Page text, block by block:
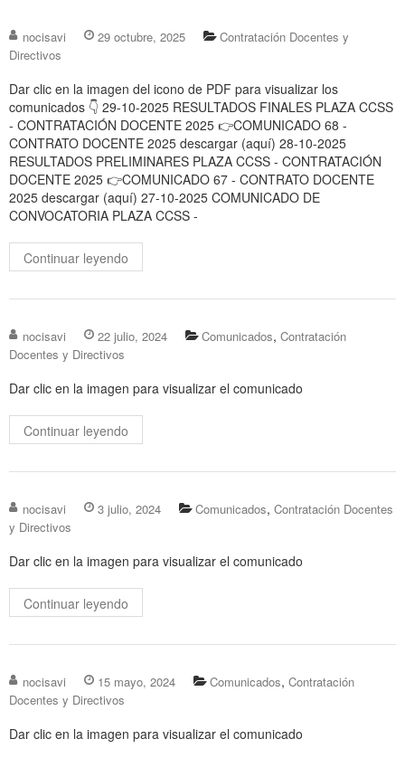
nocisavi 29 octubre, 2025
Contratación Docentes y
Directivos
Dar clic en la imagen del icono de PDF para visualizar los
comunicados 👇 29-10-2025 RESULTADOS FINALES PLAZA CCSS
- CONTRATACIÓN DOCENTE 2025 👉COMUNICADO 68 -
CONTRATO DOCENTE 2025 descargar (aquí) 28-10-2025
RESULTADOS PRELIMINARES PLAZA CCSS - CONTRATACIÓN
DOCENTE 2025 👉COMUNICADO 67 - CONTRATO DOCENTE
2025 descargar (aquí) 27-10-2025 COMUNICADO DE
CONVOCATORIA PLAZA CCSS -
Continuar leyendo
nocisavi 22 julio, 2024 Comunicados, Contratación
Docentes y Directivos
Dar clic en la imagen para visualizar el comunicado
Continuar leyendo
nocisavi 3 julio, 2024 Comunicados, Contratación Docentes
y Directivos
Dar clic en la imagen para visualizar el comunicado
Continuar leyendo
nocisavi 15 mayo, 2024 Comunicados, Contratación
Docentes y Directivos
Dar clic en la imagen para visualizar el comunicado